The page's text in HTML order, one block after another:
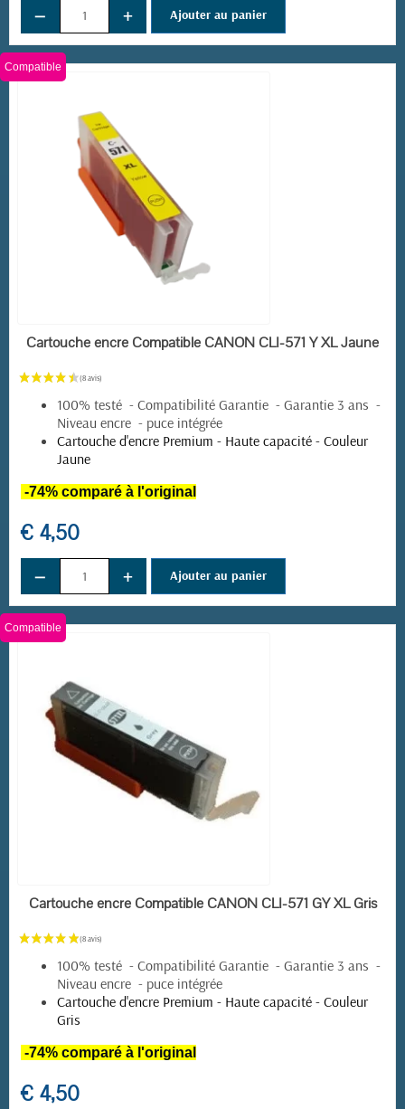
(13 avis)
− + Ajouter au panier
EN STOCK
Compatible
Cartouche encre Compatible CANON CLI-571 Y XL Jaune
100% testé - Compatibilité Garantie - Garantie 3 ans -
Niveau encre - puce intégrée
Cartouche d'encre Premium - Haute capacité - Couleur
Jaune
-74% comparé à l'original
€ 4,50
− + Ajouter au panier
EN STOCK
Compatible
Cartouche encre Compatible CANON CLI-571 GY XL Gris
100% testé - Compatibilité Garantie - Garantie 3 ans -
Niveau encre - puce intégrée
Cartouche d'encre Premium - Haute capacité - Couleur
Gris
-74% comparé à l'original
€ 4,50